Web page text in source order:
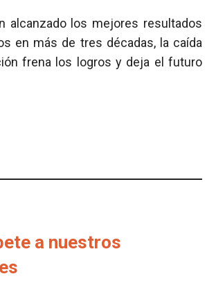
alcanzado los mejores resultados
en más de tres décadas, la caída
frena los logros y deja el futuro
a nuestros